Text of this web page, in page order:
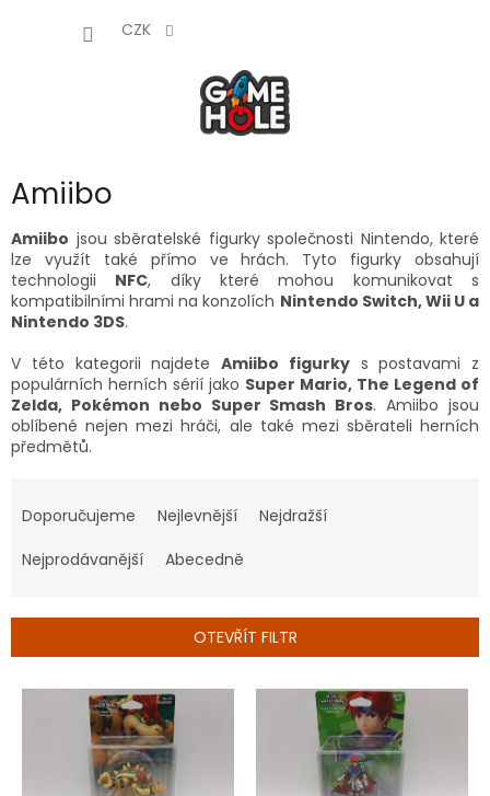
CZK
Amiibo
Amiibo jsou sběratelské figurky společnosti Nintendo, které
lze využít také přímo ve hrách. Tyto figurky obsahují
technologii NFC, díky které mohou komunikovat s
kompatibilními hrami na konzolích Nintendo Switch, Wii U a
Nintendo 3DS.
V této kategorii najdete Amiibo figurkys postavami z
populárních herních sérií jako Super Mario, The Legend of
Zelda, Pokémon nebo Super Smash Bros. Amiibo jsou
oblíbené nejen mezi hráči, ale také mezi sběrateli herních
předmětů.
a
e
í
r
o
Doporučujeme Nejlevnější
Nejdražší
Nejprodávanější
Abecedně
OTEVŘÍT FILTR
V